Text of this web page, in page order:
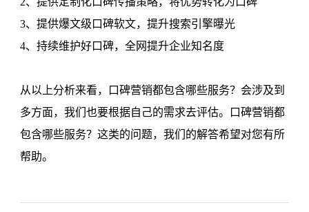
3、提供爆文级口碑软文，提升搜索引擎曝光
4、持续维护好口碑，全网提升企业知名度
从以上分析来看，口碑营销都包含哪些服务？会涉及到
多方面，我们也要根据自己的需求去评估。口碑营销都
包含哪些服务？这类的问题，我们的解答希望对您有所
帮助。